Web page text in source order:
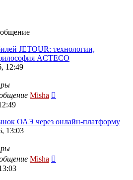
JETOUR: технологии,
ACTECO
12:49
Misha
ОАЭ через онлайн-платформу
13:03
Misha